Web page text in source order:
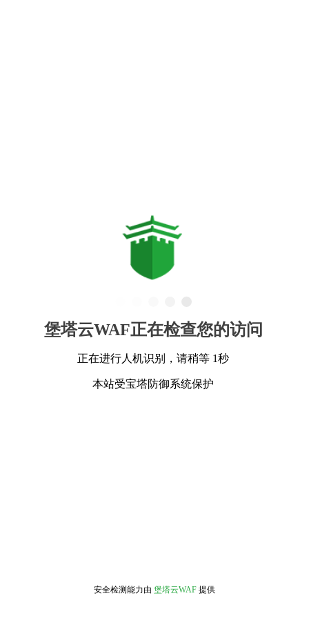
堡塔云WAF正在检查您的访问
正在进行人机识别，请稍等 1秒
本站受宝塔防御系统保护
安全检测能力由 堡塔云WAF 提供